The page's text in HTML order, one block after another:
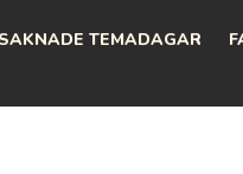
SAKNADE TEMADAGAR